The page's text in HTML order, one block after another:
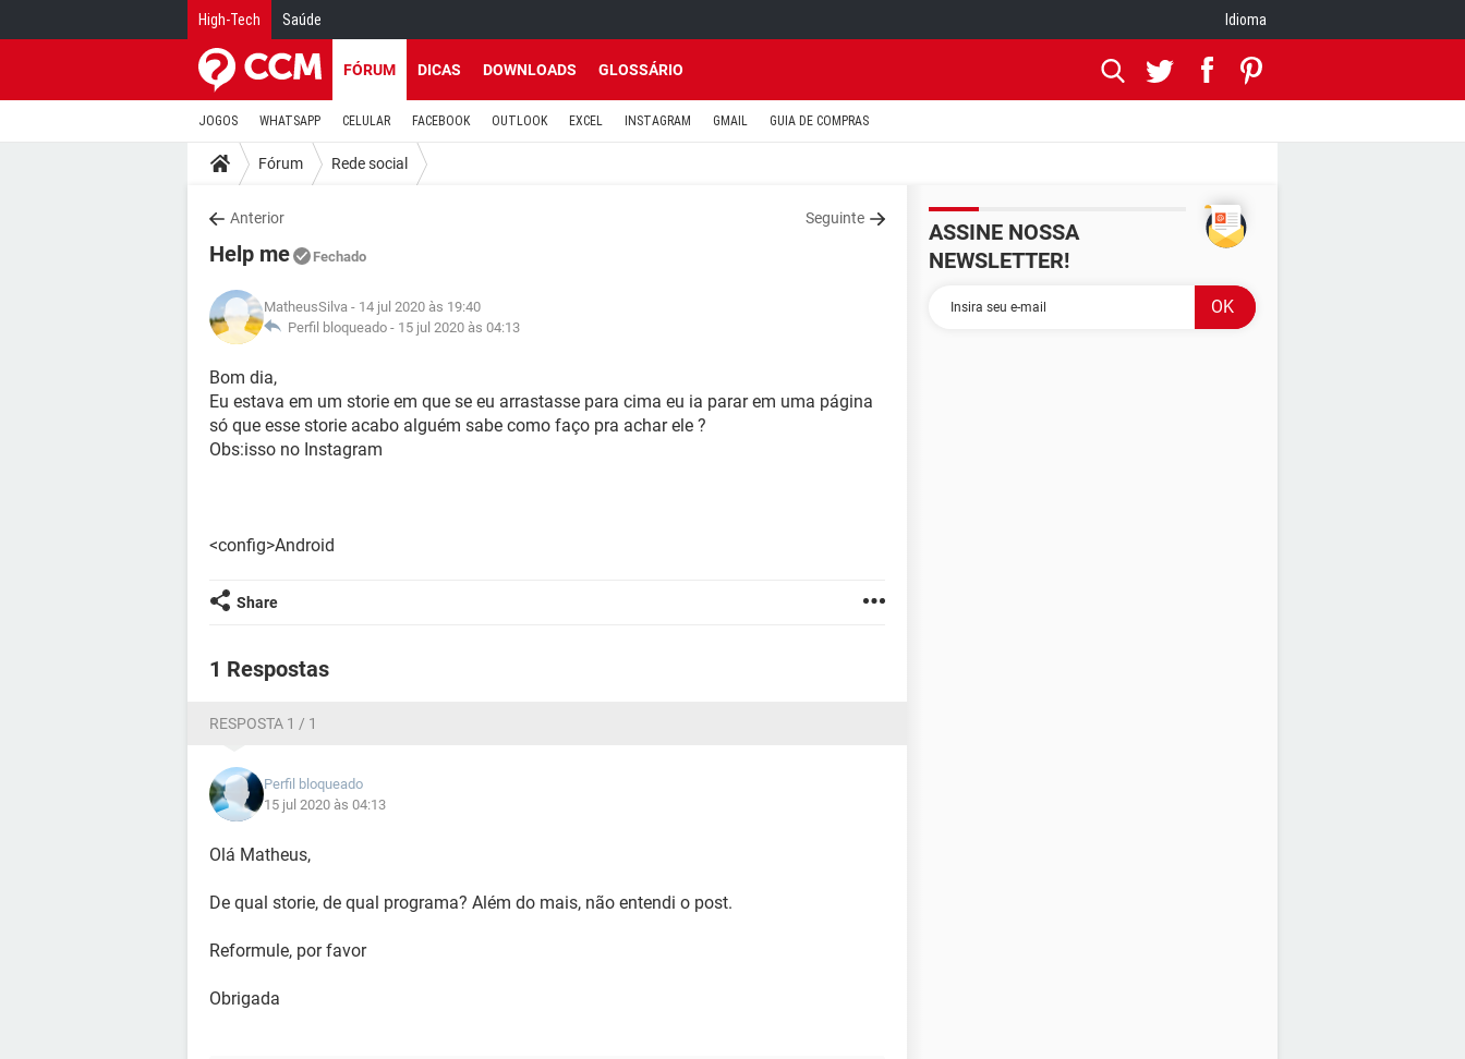
High-Tech Saúde Idioma
FÓRUM DICAS DOWNLOADS GLOSSÁRIO
JOGOS WHATSAPP CELULAR FACEBOOK OUTLOOK EXCEL INSTAGRAM GMAIL GUIA DE COMPRAS
Fórum Rede social
Anterior Seguinte
Help me Fechado
MatheusSilva - 14 jul 2020 às 19:40
Perfil bloqueado - 15 jul 2020 às 04:13
Bom dia,
Eu estava em um storie em que se eu arrastasse para cima eu ia parar em uma página
só que esse storie acabo alguém sabe como faço pra achar ele ?
Obs:isso no Instagram
<config>Android
Share
1 Respostas
RESPOSTA 1 / 1
Perfil bloqueado
15 jul 2020 às 04:13
Olá Matheus,
De qual storie, de qual programa? Além do mais, não entendi o post.
Reformule, por favor
Obrigada
ASSINE NOSSA
NEWSLETTER!